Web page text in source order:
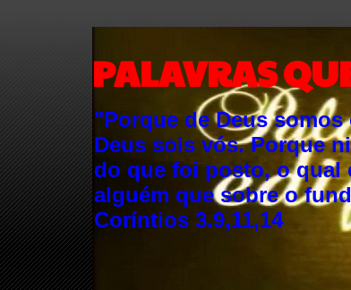
PALAVRAS
"Porque de Deus
Deus sois vós. Porque
do que foi posto, o qual
alguém que sobre o
Coríntios 3.9,11,14